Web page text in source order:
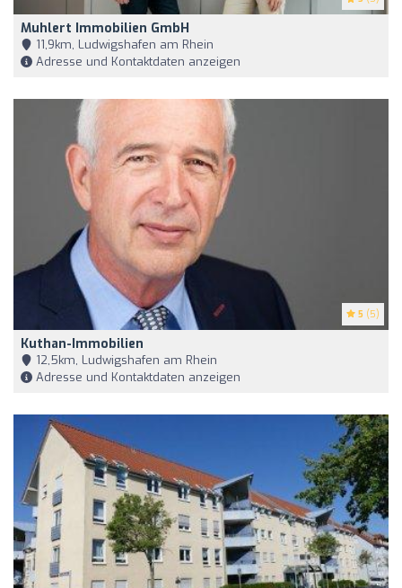
Muhlert Immobilien GmbH
11,9km, Ludwigshafen am Rhein
Adresse und Kontaktdaten anzeigen
5 (5)
Kuthan-Immobilien
12,5km, Ludwigshafen am Rhein
Adresse und Kontaktdaten anzeigen